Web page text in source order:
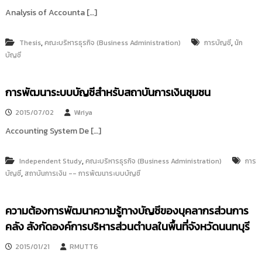
น
จั
ย
Analysis of Accounta […]
Thesis,คณะบริหารธุรกิจ (Business Administration) การบัญชี,นัก
บัญชี
การพัฒนาระบบบัญชีสำหรับสถาบันการเงินชุมชน
2015/07/02 Wiriya
Accounting System De […]
Independent Study,คณะบริหารธุรกิจ (Business Administration)
การ
บัญชี, สถาบันการเงิน -- การพัฒนาระบบบัญชี
ความต้องการพัฒนาความรู้ทางบัญชีของบุคลากรส่วนการ
คลัง สังกัดองค์การบริหารส่วนตำบลในพื้นที่จังหวัดนนทบุรี
2015/01/21 RMUTT6